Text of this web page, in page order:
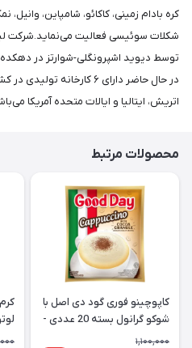
کره بادام زمینی، کاکائو، شامپاین، وانیل،
توسط دیوید اشپرونگلی-شوارتز در
در حال حاضر دارای ۶
اتریش، ایتالیا و ایالات متحده آمریکا
محصولات مرتبط
کاپوچینو فوری گود دی اصل با
شوکو گرانول بسته 20 عددی -
Good Day Cappuccino
1,100,000